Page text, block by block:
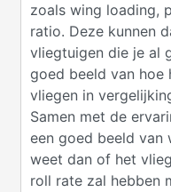
zoals wing loading,
ratio. Deze kunnen
vliegtuigen die je al
goed beeld van hoe
vliegen in
Samen met de
een goed beeld van
weet dan of het
roll rate zal hebben